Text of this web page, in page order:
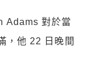
Adams 對於當
，他 22 日晚間